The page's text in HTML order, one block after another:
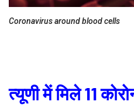
Coronavirus around blood cells
त्यूणी में मिले 11